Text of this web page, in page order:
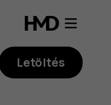
Letöltés